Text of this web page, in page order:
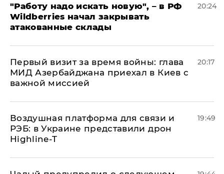
"Работу надо искать новую", – в РФ
Wildberries начал закрывать
атакованные склады
20:24
Первый визит за время войны: глава
МИД Азербайджана приехал в Киев с
важной миссией
20:17
Воздушная платформа для связи и
РЭБ: в Украине представили дрон
Highline-T
19:49